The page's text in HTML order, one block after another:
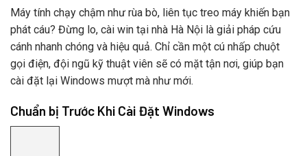
Máy tính chạy chậm như rùa bò, liên tục treo máy khiến bạn
phát cáu? Đừng lo, cài win tại nhà Hà Nội là giải pháp cứu
cánh nhanh chóng và hiệu quả. Chỉ cần một cú nhấp chuột
gọi điện, đội ngũ kỹ thuật viên sẽ có mặt tận nơi, giúp bạn
cài đặt lại Windows mượt mà như mới.
Chuẩn bị Trước Khi Cài Đặt Windows